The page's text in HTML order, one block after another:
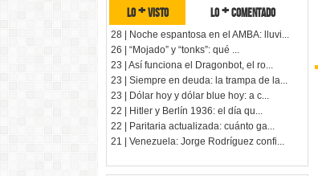
lo + visto lo + comentado
28 | Noche espantosa en el AMBA: lluvi...
26 | “Mojado” y “tonks”: qué ...
23 | Así funciona el Dragonbot, el ro...
23 | Siempre en deuda: la trampa de la...
23 | Dólar hoy y dólar blue hoy: a c...
22 | Hitler y Berlín 1936: el día qu...
22 | Paritaria actualizada: cuánto ga...
21 | Venezuela: Jorge Rodríguez confi...